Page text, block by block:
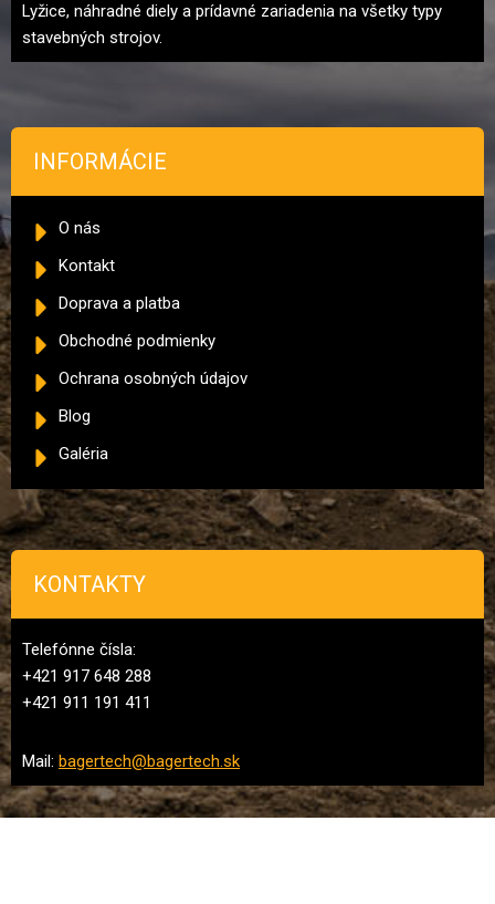
Lyžice, náhradné diely a prídavné zariadenia na všetky typy
stavebných strojov.
INFORMÁCIE
O nás
Kontakt
Doprava a platba
Obchodné podmienky
Ochrana osobných údajov
Blog
Galéria
KONTAKTY
Telefónne čísla:
+421 917 648 288
+421 911 191 411
Mail: bagertech@bagertech.sk